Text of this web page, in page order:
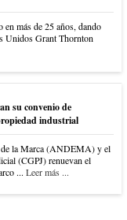
en más de 25 años, dando
Unidos Grant Thornton
su convenio de
industrial
de la Marca (ANDEMA) y el
(CGPJ) renuevan el
... Leer más ...